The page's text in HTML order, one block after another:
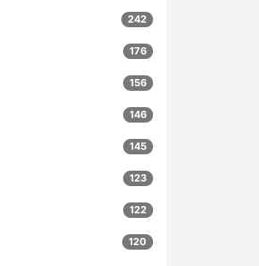
242
176
156
146
145
123
122
120